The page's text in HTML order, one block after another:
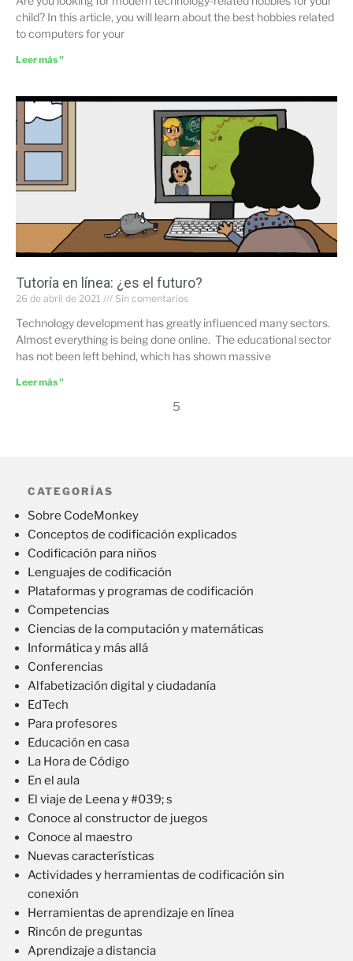
child? In this article, you will learn about the best hobbies related
to computers for your
Leer más "
Tutoría en línea: ¿es el futuro?
26 de abril de 2021 Sin comentarios
Technology development has greatly influenced many sectors.
Almost everything is being done online. The educational sector
has not been left behind, which has shown massive
Leer más "
5
CATEGORÍAS
Sobre CodeMonkey
Conceptos de codificación explicados
Codificación para niños
Lenguajes de codificación
Plataformas y programas de codificación
Competencias
Ciencias de la computación y matemáticas
Informática y más allá
Conferencias
Alfabetización digital y ciudadanía
EdTech
Para profesores
Educación en casa
La Hora de Código
En el aula
El viaje de Leena y #039; s
Conoce al constructor de juegos
Conoce al maestro
Nuevas características
Actividades y herramientas de codificación sin
conexión
Herramientas de aprendizaje en línea
Rincón de preguntas
Aprendizaje a distancia